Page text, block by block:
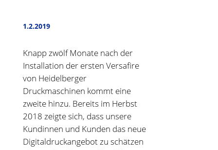
1.2.2019
Knapp zwölf Monate nach der
Installation der ersten Versafire
von Heidelberger
Druckmaschinen kommt eine
zweite hinzu. Bereits im Herbst
2018 zeigte sich, dass unsere
Kundinnen und Kunden das neue
Digitaldruckangebot zu schätzen